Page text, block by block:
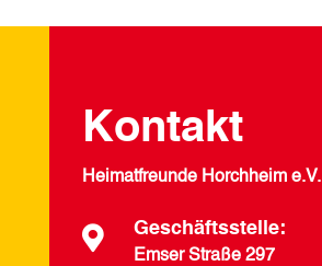
Kontakt
Heimatfreunde Horchheim e.V.
 Geschäftsstelle:
Emser Straße 297